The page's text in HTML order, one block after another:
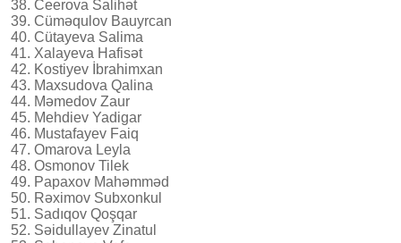
38. Ceerova Salihət
39. Cüməqulov Bauyrcan
40. Cütayeva Salima
41. Xalayeva Hafisət
42. Kostiyev İbrahimxan
43. Maxsudova Qalina
44. Məmedov Zaur
45. Mehdiev Yadigar
46. Mustafayev Faiq
47. Omarova Leyla
48. Osmonov Tilek
49. Papaxov Mahəmməd
50. Rəximov Subxonkul
51. Sadıqov Qoşqar
52. Səidullayev Zinatul